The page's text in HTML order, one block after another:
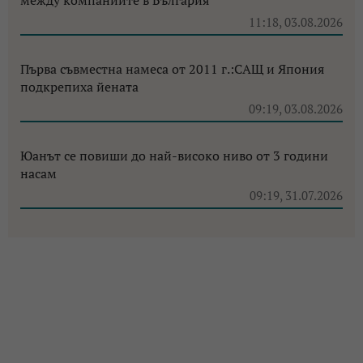
11:18, 03.08.2026
Първа съвместна намеса от 2011 г.:САЩ и Япония
подкрепиха йената
09:19, 03.08.2026
Юанът се повиши до най-високо ниво от 3 години
насам
09:19, 31.07.2026